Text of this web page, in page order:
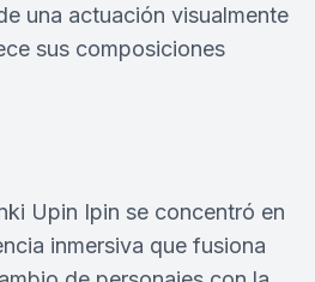
una actuación visualmente
sus composiciones
Upin Ipin se concentró en
inmersiva que fusiona